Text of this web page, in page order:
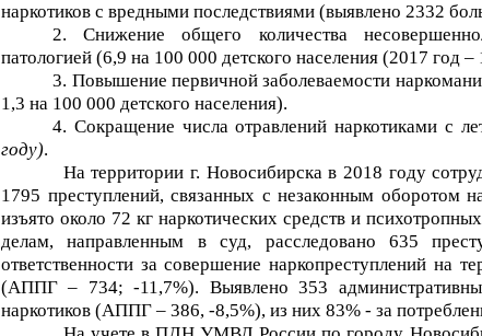
наркотиков с вредными последствиями (выявлено 2332
2. Снижение общего количества
патологией (6,9 на 100 000 детского населения (2017 год –
3. Повышение первичной заболеваемости
1,3 на 100 000 детского населения).
4. Сокращение числа отравлений наркотиками с
году).
На территории г. Новосибирска в 2018 году
1795 преступлений, связанных с незаконным оборотом
изъято около 72 кг наркотических средств и
делам, направленным в суд, расследовано 635
ответственности за совершение наркопреступлений на
(АППГ – 734; -11,7%). Выявлено 353
наркотиков (АППГ – 386, -8,5%), из них 83% - за